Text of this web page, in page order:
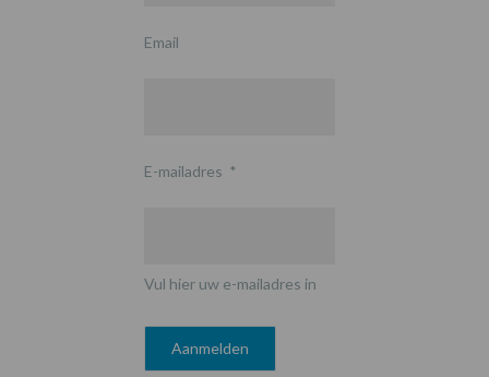
Email
E-mailadres *
Vul hier uw e-mailadres in